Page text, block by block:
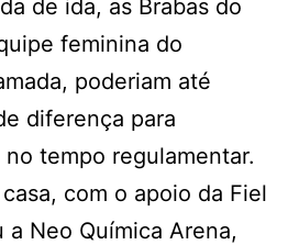
de ida, as Brabas do
feminina do
poderiam até
diferença para
tempo regulamentar.
com o apoio da Fiel
Neo Química Arena,